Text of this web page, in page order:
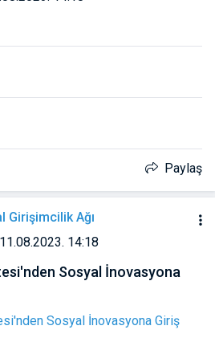
Paylaş
Girişimcilik Ağı
11.08.2023. 14:18
Sosyal İnovasyona